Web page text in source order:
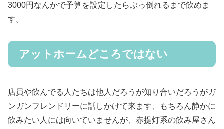
3000円なんかで予算を設定したらぶっ倒れるまで飲めま
す。
アットホームどころではない
店員や飲んでる人たちは他人だろうが知り合いだろうがガ
ンガンフレンドリーに話しかけて来ます、もちろん静かに
飲みたい人には向いていませんが、赤提灯系の飲み屋さん